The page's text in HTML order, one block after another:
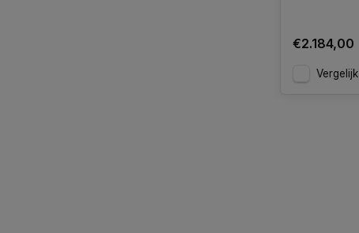
€2.184,00
Vergelijk